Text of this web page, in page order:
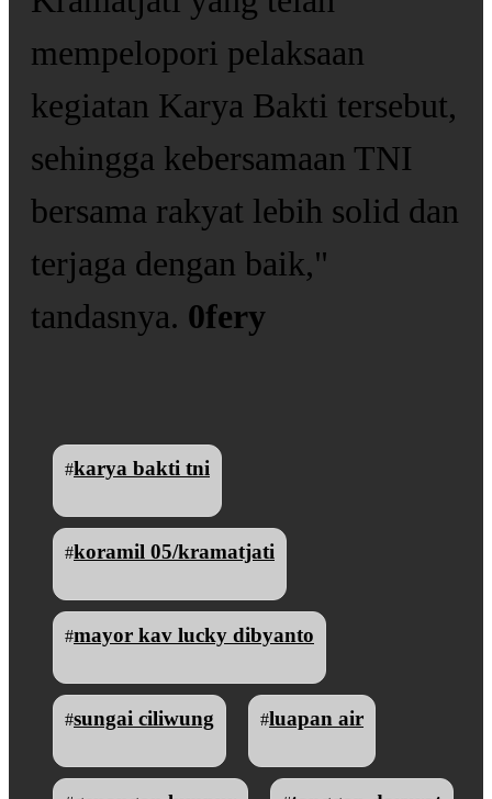
mempelopori pelaksaan
kegiatan Karya Bakti tersebut,
sehingga kebersamaan TNI
bersama rakyat lebih solid dan
terjaga dengan baik,"
tandasnya. 0fery
#karya bakti tni
#koramil 05/kramatjati
#mayor kav lucky dibyanto
#sungai ciliwung #luapan air